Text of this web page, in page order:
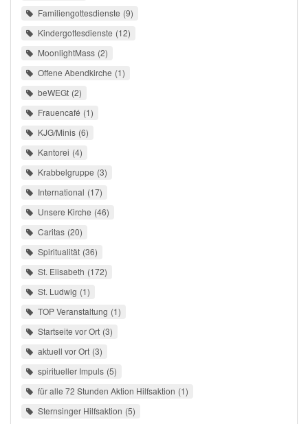
Familiengottesdienste 9
Kindergottesdienste 12
MoonlightMass 2
Offene Abendkirche 1
beWEGt 2
Frauencafé 1
KJG/Minis 6
Kantorei 4
Krabbelgruppe 3
International 17
Unsere Kirche 46
Caritas 20
Spiritualität 36
St. Elisabeth 172
St. Ludwig 1
TOP Veranstaltung 1
Startseite vor Ort 3
aktuell vor Ort 3
spiritueller Impuls 5
für alle 72 Stunden Aktion Hilfsaktion 1
Sternsinger Hilfsaktion 5